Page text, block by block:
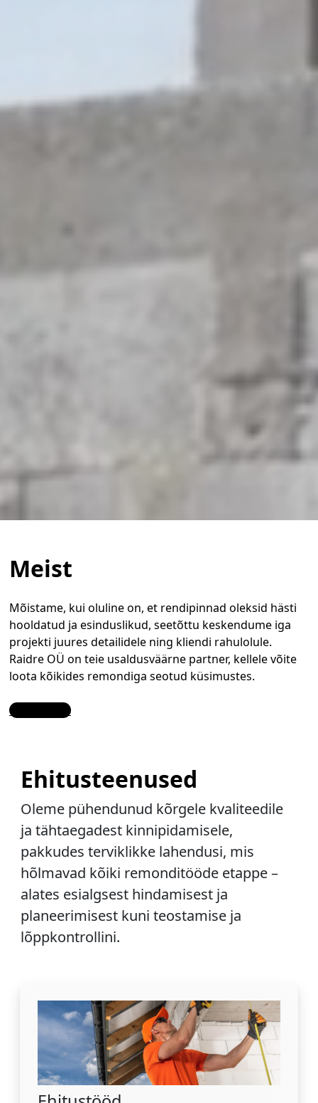
Meist
Mõistame, kui oluline on, et rendipinnad oleksid hästi
hooldatud ja esinduslikud, seetõttu keskendume iga
projekti juures detailidele ning kliendi rahulolule.
Raidre OÜ on teie usaldusväärne partner, kellele võite
loota kõikides remondiga seotud küsimustes.
Contact Us
Ehitusteenused
Oleme pühendunud kõrgele kvaliteedile
ja tähtaegadest kinnipidamisele,
pakkudes terviklikke lahendusi, mis
hõlmavad kõiki remonditööde etappe –
alates esialgsest hindamisest ja
planeerimisest kuni teostamise ja
lõppkontrollini.